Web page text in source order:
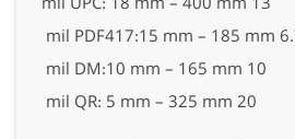
6.7 mil
10 mil DM:10 mm – 165 mm
20 mil QR: 5 mm – 325 mm